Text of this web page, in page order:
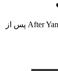
دانلود فیلم After Yang 2022 پس از